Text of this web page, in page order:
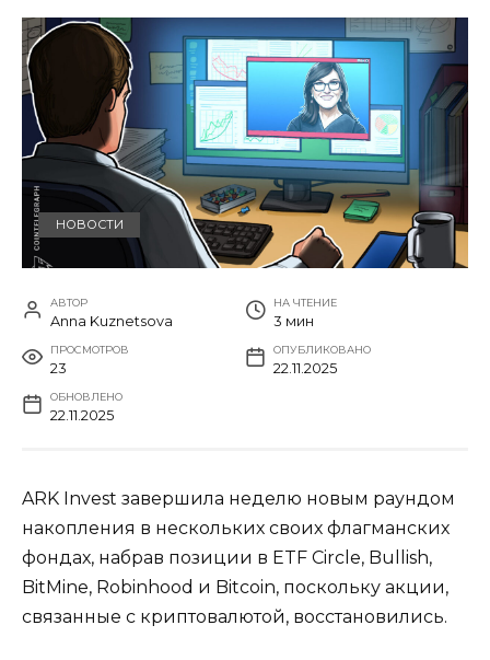
НОВОСТИ
АВТОР
Anna Kuznetsova
НА ЧТЕНИЕ
3 мин
ПРОСМОТРОВ
23
ОПУБЛИКОВАНО
22.11.2025
ОБНОВЛЕНО
22.11.2025
ARK Invest завершила неделю новым раундом
накопления в нескольких своих флагманских
фондах, набрав позиции в ETF Circle, Bullish,
BitMine, Robinhood и Bitcoin, поскольку акции,
связанные с криптовалютой, восстановились.